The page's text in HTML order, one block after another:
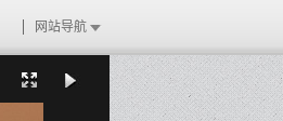
网站导航